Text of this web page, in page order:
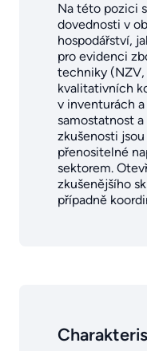
Na této pozici
dovednosti v
hospodářství,
pro evidenci
techniky (NZV,
kvalitativních
v inventurách
samostatnost
zkušenosti
přenositelné
sektorem.
zkušenějšího
případně